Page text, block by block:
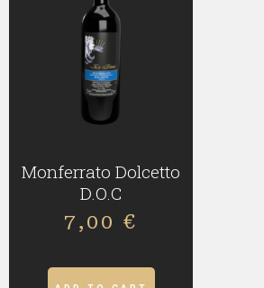
Monferrato Dolcetto
D.O.C
7,00 €